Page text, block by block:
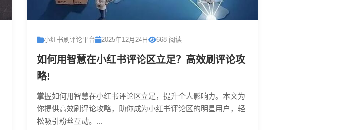
小红书刷评论平台 2025年12月24日 668 阅读
如何用智慧在小红书评论区立足？高效刷评论攻
略!
掌握如何用智慧在小红书评论区立足，提升个人影响力。本文为
你提供高效刷评论攻略，助你成为小红书评论区的明星用户，轻
松吸引粉丝互动。...